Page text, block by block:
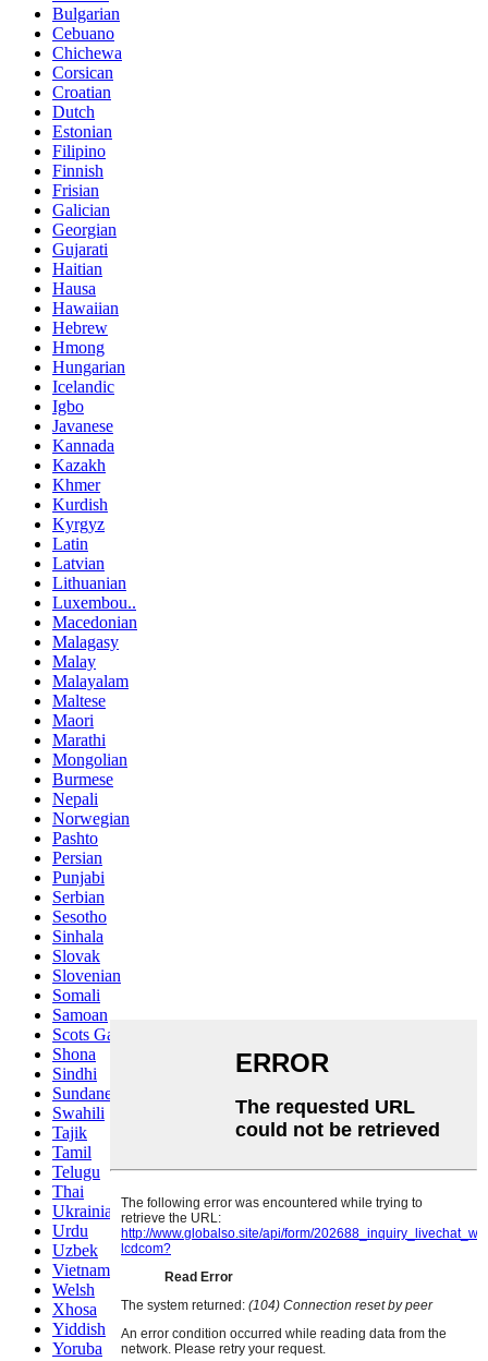
Bulgarian
Cebuano
Chichewa
Corsican
Croatian
Dutch
Estonian
Filipino
Finnish
Frisian
Galician
Georgian
Gujarati
Haitian
Hausa
Hawaiian
Hebrew
Hmong
Hungarian
Icelandic
Igbo
Javanese
Kannada
Kazakh
Khmer
Kurdish
Kyrgyz
Latin
Latvian
Lithuanian
Luxembou..
Macedonian
Malagasy
Malay
Malayalam
Maltese
Maori
Marathi
Mongolian
Burmese
Nepali
Norwegian
Pashto
Persian
Punjabi
Serbian
Sesotho
Sinhala
Slovak
Slovenian
Somali
Samoan
Scots Gaelic
Shona
Sindhi
Sundanese
Swahili
Tajik
Tamil
Telugu
Thai
Ukrainian
Urdu
Uzbek
Vietnamese
Welsh
Xhosa
Yiddish
Yoruba